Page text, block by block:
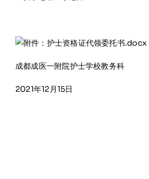
附件：护士资格证代领委托书.docx
成都成医一附院护士学校教务科
2021年12月15日